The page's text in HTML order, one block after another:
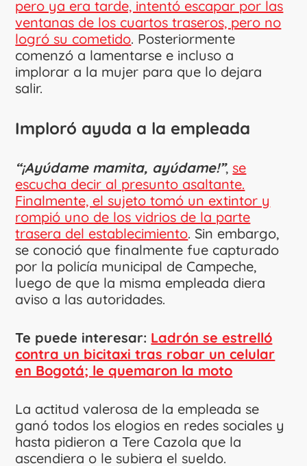
pero ya era tarde, intentó escapar por las
ventanas de los cuartos traseros, pero no
logró su cometido. Posteriormente
comenzó a lamentarse e incluso a
implorar a la mujer para que lo dejara
salir.
Imploró ayuda a la empleada
“¡Ayúdame mamita, ayúdame!”,se
escucha decir al presunto asaltante.
Finalmente, el sujeto tomó un extintor y
rompió uno de los vidrios de la parte
trasera del establecimiento. Sin embargo,
se conoció que finalmente fue capturado
por la policía municipal de Campeche,
luego de que la misma empleada diera
aviso a las autoridades.
Te puede interesar: Ladrón se estrelló
contra un bicitaxi tras robar un celular
en Bogotá; le quemaron la moto
La actitud valerosa de la empleada se
ganó todos los elogios en redes sociales y
hasta pidieron a Tere Cazola que la
ascendiera o le subiera el sueldo.